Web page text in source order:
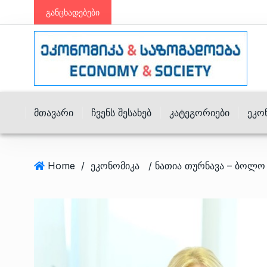
განცხადებები
Მთავარი Ჩვენს Შესახებ Კატეგორიები
Home / ეკონომიკა